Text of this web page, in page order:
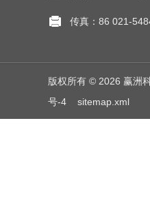
传真：86 021-
版权所有 © 2026 赢洲
号-4
sitemap.xml